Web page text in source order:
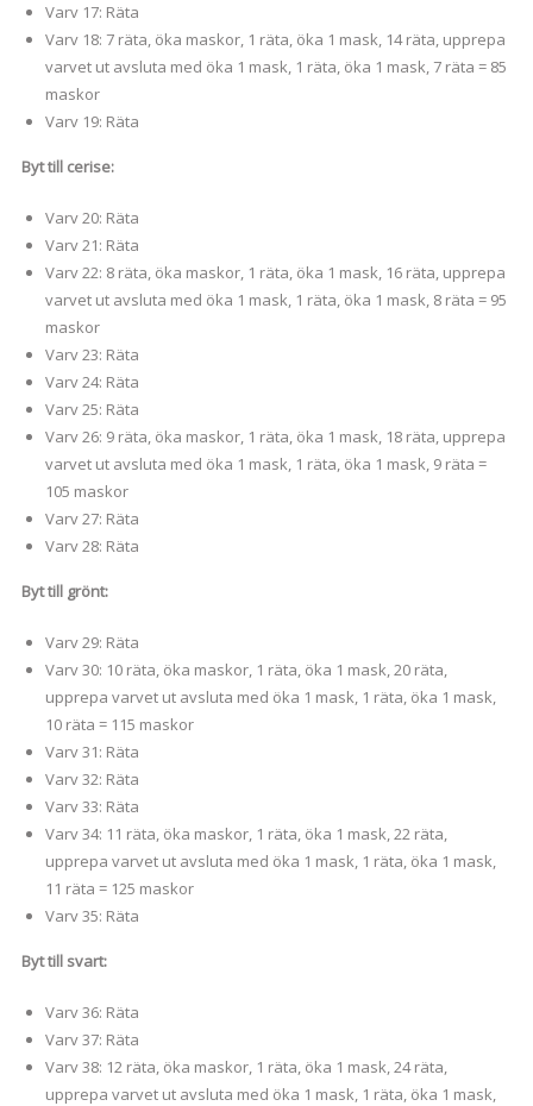
Varv 17: Räta
Varv 18: 7 räta, öka maskor, 1 räta, öka 1 mask, 14 räta, upprepa
varvet ut avsluta med öka 1 mask, 1 räta, öka 1 mask, 7 räta = 85
maskor
Varv 19: Räta
Byt till cerise:
Varv 20: Räta
Varv 21: Räta
Varv 22: 8 räta, öka maskor, 1 räta, öka 1 mask, 16 räta, upprepa
varvet ut avsluta med öka 1 mask, 1 räta, öka 1 mask, 8 räta = 95
maskor
Varv 23: Räta
Varv 24: Räta
Varv 25: Räta
Varv 26: 9 räta, öka maskor, 1 räta, öka 1 mask, 18 räta, upprepa
varvet ut avsluta med öka 1 mask, 1 räta, öka 1 mask, 9 räta =
105 maskor
Varv 27: Räta
Varv 28: Räta
Byt till grönt:
Varv 29: Räta
Varv 30: 10 räta, öka maskor, 1 räta, öka 1 mask, 20 räta,
upprepa varvet ut avsluta med öka 1 mask, 1 räta, öka 1 mask,
10 räta = 115 maskor
Varv 31: Räta
Varv 32: Räta
Varv 33: Räta
Varv 34: 11 räta, öka maskor, 1 räta, öka 1 mask, 22 räta,
upprepa varvet ut avsluta med öka 1 mask, 1 räta, öka 1 mask,
11 räta = 125 maskor
Varv 35: Räta
Byt till svart:
Varv 36: Räta
Varv 37: Räta
Varv 38: 12 räta, öka maskor, 1 räta, öka 1 mask, 24 räta,
upprepa varvet ut avsluta med öka 1 mask, 1 räta, öka 1 mask,